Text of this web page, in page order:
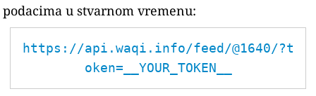
podacima u stvarnom vremenu:
https://api.waqi.info/feed/@1640/?t
oken=__YOUR_TOKEN__